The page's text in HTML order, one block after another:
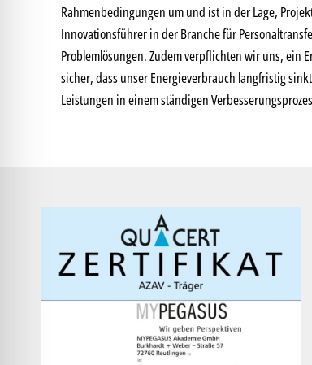
Rahmenbedingungen um und ist in der Lage,
Innovationsführer in der Branche für
Problemlösungen. Zudem verpflichten wir uns, ein
sicher, dass unser Energieverbrauch langfristig
Leistungen in einem ständigen